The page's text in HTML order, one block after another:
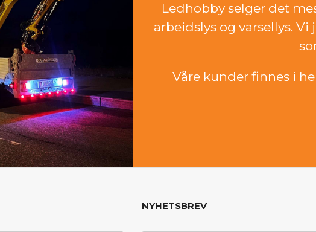
Ledhobby selger det
arbeidslys og varsellys.
Våre kunder finnes i
NYHETSBREV